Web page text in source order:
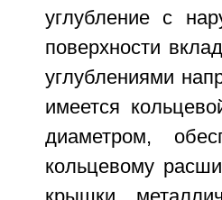
углубление с
поверхности
углублениями
имеется
диаметром,
кольцевому